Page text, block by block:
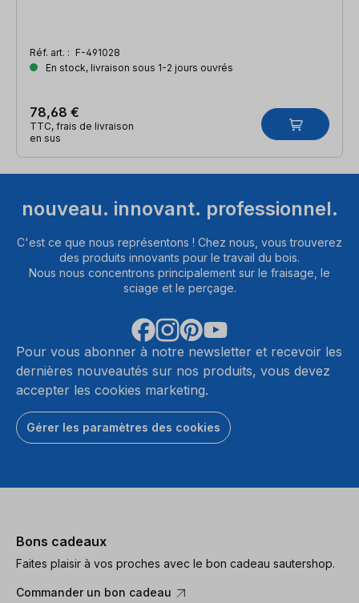
Réf. art. : F-491028
En stock, livraison sous 1-2 jours ouvrés
78,68 €
TTC, frais de livraison
en sus
nouveau. innovant. professionnel.
C'est ce que nous représentons ! Chez nous, vous trouverez
des produits innovants pour le travail du bois.
Nous nous concentrons principalement sur le fraisage, le
sciage et le perçage.
Pour vous abonner à notre newsletter et recevoir les
dernières nouveautés sur nos produits, vous devez
accepter les cookies marketing.
Gérer les paramètres des cookies
Bons cadeaux
Faites plaisir à vos proches avec le bon cadeau sautershop.
Commander un bon cadeau